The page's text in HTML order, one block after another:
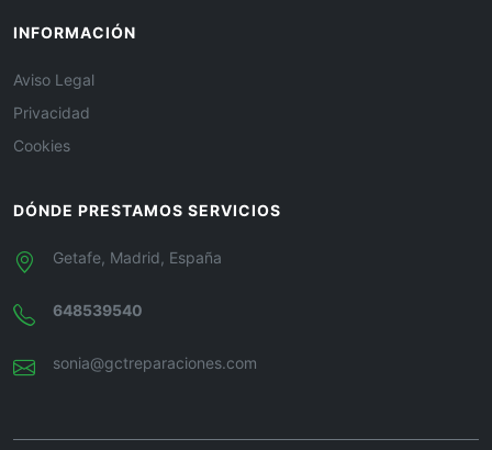
INFORMACIÓN
Aviso Legal
Privacidad
Cookies
DÓNDE PRESTAMOS SERVICIOS
Getafe, Madrid, España
648539540
sonia@gctreparaciones.com